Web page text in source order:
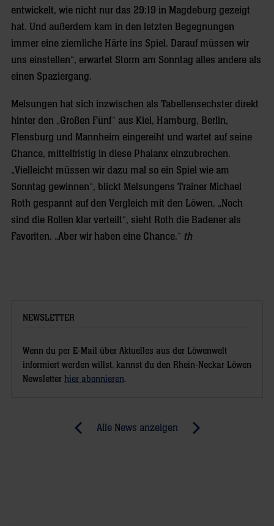
entwickelt, wie nicht nur das 29:19 in Magdeburg gezeigt
hat. Und außerdem kam in den letzten Begegnungen
immer eine ziemliche Härte ins Spiel. Darauf müssen wir
uns einstellen“, erwartet Storm am Sonntag alles andere als
einen Spaziergang.
Melsungen hat sich inzwischen als Tabellensechster direkt
hinter den „Großen Fünf“ aus Kiel, Hamburg, Berlin,
Flensburg und Mannheim eingereiht und wartet auf seine
Chance, mittelfristig in diese Phalanx einzubrechen.
„Vielleicht müssen wir dazu mal so ein Spiel wie am
Sonntag gewinnen“, blickt Melsungens Trainer Michael
Roth gespannt auf den Vergleich mit den Löwen. „Noch
sind die Rollen klar verteilt“, sieht Roth die Badener als
Favoriten. „Aber wir haben eine Chance.“ th
NEWSLETTER
Wenn du per E-Mail über Aktuelles aus der Löwenwelt
informiert werden willst, kannst du den Rhein-Neckar Löwen
Newsletter hier abonnieren.
Alle News anzeigen